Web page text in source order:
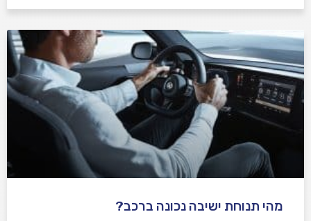
מהי תנוחת ישיבה נכונה ברכב?